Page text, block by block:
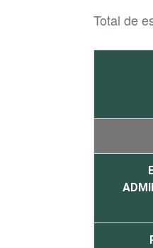
Total de